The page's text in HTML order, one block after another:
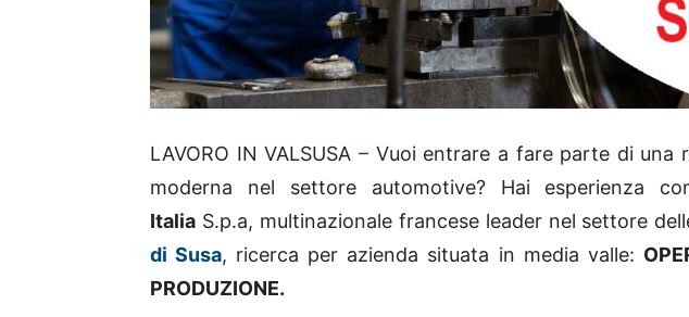
LAVORO IN VALSUSA –Vuoi entrare a fare parte di una
moderna nel settore automotive? Hai esperienza
Italia S.p.a, multinazionale francese leader nel settore
di Susa, ricerca per azienda situata in media valle:
PRODUZIONE.